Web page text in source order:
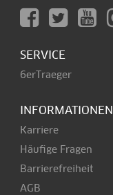
SERVICE
6erTraeger
INFORMATIONEN
Karriere
Häufige Fragen
Barrierefreiheit
AGB